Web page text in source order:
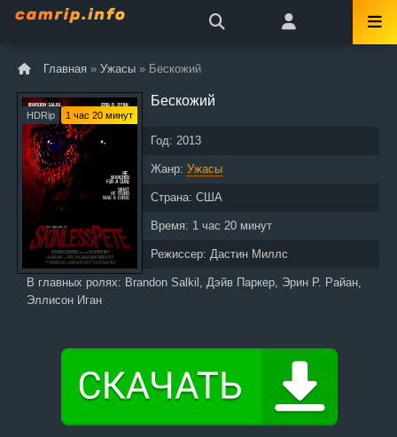
Главная » Ужасы » Бескожий
HDRip 1 час 20 минут
Бескожий
Год: 2013
Жанр: Ужасы
Страна: США
Время: 1 час 20 минут
Режиссер: Дастин Миллс
В главных ролях: Brandon Salkil, Дэйв Паркер, Эрин Р. Райан,
Эллисон Иган